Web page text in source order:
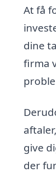
At få
dine
firma
give
der